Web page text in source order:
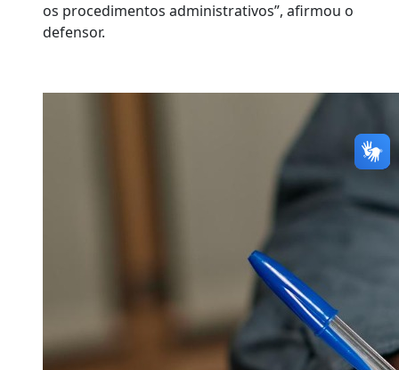
os procedimentos administrativos”, afirmou o
defensor.